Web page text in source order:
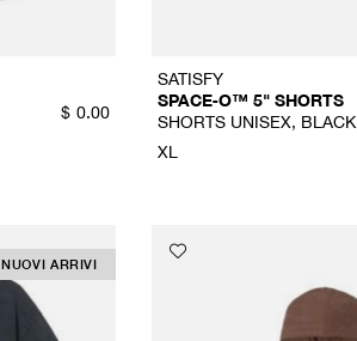
$ 0.00
SATISFY
SPACE‑O™ 5" SHORTS
SHORTS UNISEX, BLACK
XL
NUOVI ARRIVI